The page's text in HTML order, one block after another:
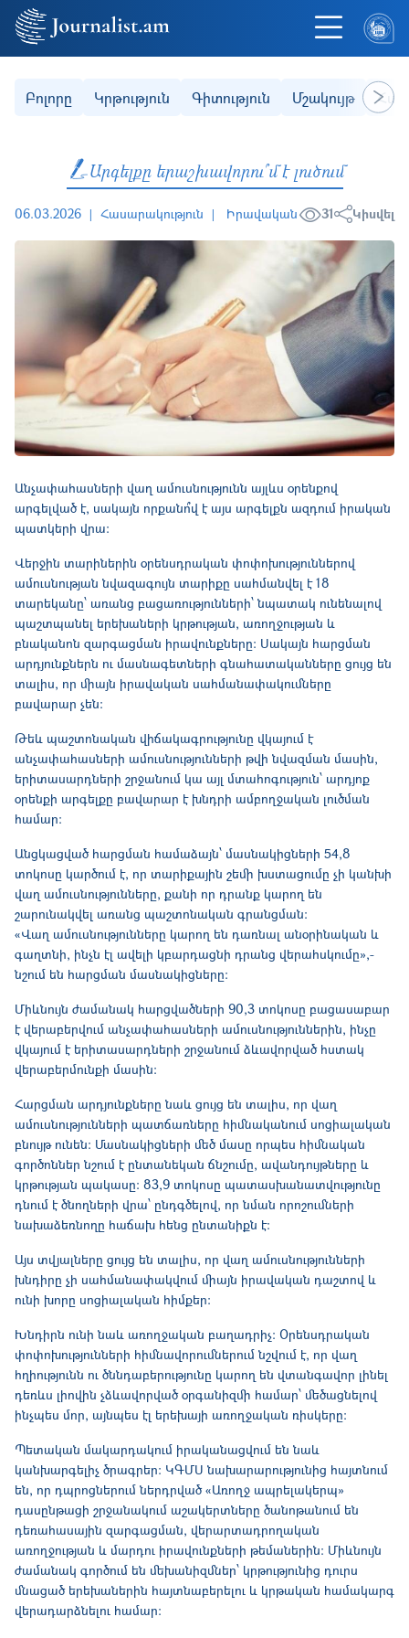
Բոլորը Կրթություն Գիտություն Մշակույթ Next
Արգելքը երաշխավորու՞մ է լուծում
06.03.2026 Հասարակություն Իրավական 31 Կիսվել
Անչափահասների վաղ ամուսնությունն այլևս օրենքով
արգելված է, սակայն որքանո՞վ է այս արգելքն ազդում իրական
պատկերի վրա։
Վերջին տարիներին օրենսդրական փոփոխություններով
ամուսնության նվազագույն տարիքը սահմանվել է 18
տարեկանը՝ առանց բացառությունների՝ նպատակ ունենալով
պաշտպանել երեխաների կրթության, առողջության և
բնականոն զարգացման իրավունքները։ Սակայն հարցման
արդյունքներն ու մասնագետների գնահատականները ցույց են
տալիս, որ միայն իրավական սահմանափակումները
բավարար չեն։
Թեև պաշտոնական վիճակագրությունը վկայում է
անչափահասների ամուսնությունների թվի նվազման մասին,
երիտասարդների շրջանում կա այլ մտահոգություն՝ արդյոք
օրենքի արգելքը բավարար է խնդրի ամբողջական լուծման
համար։
Անցկացված հարցման համաձայն՝ մասնակիցների 54,8
տոկոսը կարծում է, որ տարիքային շեմի խստացումը չի կանխի
վաղ ամուսնությունները, քանի որ դրանք կարող են
շարունակվել առանց պաշտոնական գրանցման։
«Վաղ ամուսնությունները կարող են դառնալ անօրինական և
գաղտնի, ինչն էլ ավելի կբարդացնի դրանց վերահսկումը»,-
նշում են հարցման մասնակիցները։
Միևնույն ժամանակ հարցվածների 90,3 տոկոսը բացասաբար
է վերաբերվում անչափահասների ամուսնություններին, ինչը
վկայում է երիտասարդների շրջանում ձևավորված հստակ
վերաբերմունքի մասին։
Հարցման արդյունքները նաև ցույց են տալիս, որ վաղ
ամուսնությունների պատճառները հիմնականում սոցիալական
բնույթ ունեն։ Մասնակիցների մեծ մասը որպես հիմնական
գործոններ նշում է ընտանեկան ճնշումը, ավանդույթները և
կրթության պակասը։ 83,9 տոկոսը պատասխանատվությունը
դնում է ծնողների վրա՝ ընդգծելով, որ նման որոշումների
նախաձեռնողը հաճախ հենց ընտանիքն է։
Այս տվյալները ցույց են տալիս, որ վաղ ամուսնությունների
խնդիրը չի սահմանափակվում միայն իրավական դաշտով և
ունի խորը սոցիալական հիմքեր։
Խնդիրն ունի նաև առողջական բաղադրիչ։ Օրենսդրական
փոփոխությունների հիմնավորումներում նշվում է, որ վաղ
հղիությունն ու ծննդաբերությունը կարող են վտանգավոր լինել
դեռևս լիովին չձևավորված օրգանիզմի համար՝ մեծացնելով
ինչպես մոր, այնպես էլ երեխայի առողջական ռիսկերը։
Պետական մակարդակում իրականացվում են նաև
կանխարգելիչ ծրագրեր։ ԿԳՄՍ նախարարությունից հայտնում
են, որ դպրոցներում ներդրված «Առողջ ապրելակերպ»
դասընթացի շրջանակում աշակերտները ծանոթանում են
դեռահասային զարգացման, վերարտադրողական
առողջության և մարդու իրավունքների թեմաներին։ Միևնույն
ժամանակ գործում են մեխանիզմներ՝ կրթությունից դուրս
մնացած երեխաներին հայտնաբերելու և կրթական համակարգ
վերադարձնելու համար։